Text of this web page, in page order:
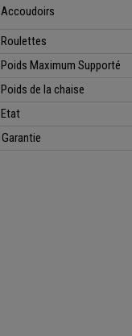
Accoudoirs
Roulettes
Poids Maximum Supporté
Poids de la chaise
Etat
Garantie